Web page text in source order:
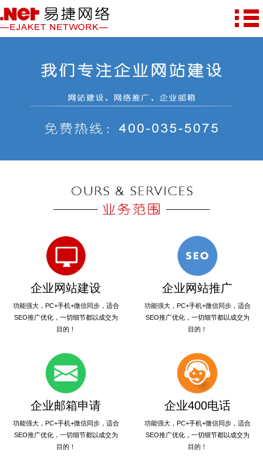
企业网站建设
功能强大，PC+手机+微信同步，适合
SEO推广优化，一切细节都以成交为
目的！
企业网站推广
功能强大，PC+手机+微信同步，适合
SEO推广优化，一切细节都以成交为
目的！
企业邮箱申请
功能强大，PC+手机+微信同步，适合
SEO推广优化，一切细节都以成交为
目的！
企业400电话
功能强大，PC+手机+微信同步，适合
SEO推广优化，一切细节都以成交为
目的！